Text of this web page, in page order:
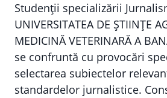
Studenții specializării
UNIVERSITATEA DE ȘTIINȚE
MEDICINĂ VETERINARĂ A
se confruntă cu provocări
selectarea subiectelor
standardelor jurnalistice.